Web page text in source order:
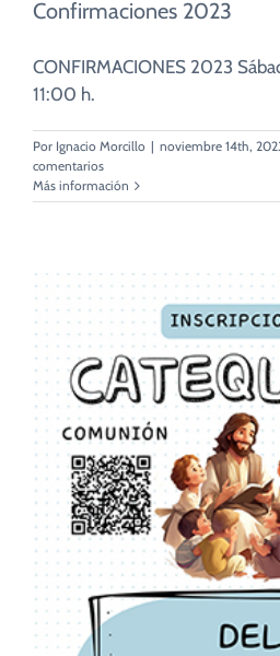
Confirmaciones 2023
CONFIRMACIONES 2023
11:00 h.
Por Ignacio Morcillo | noviembre 14th,
comentarios
Más información